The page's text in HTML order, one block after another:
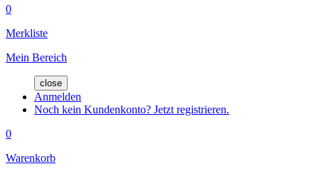
0
Merkliste
Mein Bereich
close
Anmelden
Noch kein Kundenkonto? Jetzt registrieren.
0
Warenkorb